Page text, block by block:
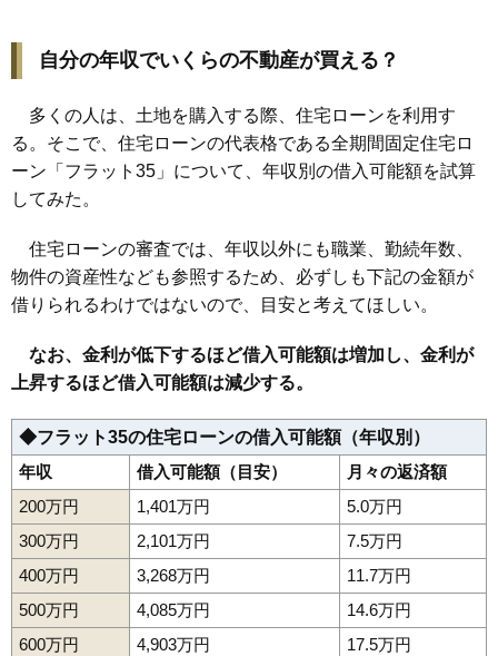
自分の年収でいくらの不動産が買える？
多くの人は、土地を購入する際、住宅ローンを利用す
る。そこで、住宅ローンの代表格である全期間固定住宅ロ
ーン「フラット35」について、年収別の借入可能額を試算
してみた。
住宅ローンの審査では、年収以外にも職業、勤続年数、
物件の資産性なども参照するため、必ずしも下記の金額が
借りられるわけではないので、目安と考えてほしい。
なお、金利が低下するほど借入可能額は増加し、金利が
上昇するほど借入可能額は減少する。
◆フラット35の住宅ローンの借入可能額（年収別）
年収
借入可能額（目安）
月々の返済額
200万円
1,401万円
5.0万円
300万円
2,101万円
7.5万円
400万円
3,268万円
11.7万円
500万円
4,085万円
14.6万円
600万円
4,903万円
17.5万円